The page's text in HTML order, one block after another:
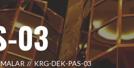
03
KRG-DEK-PAS-03